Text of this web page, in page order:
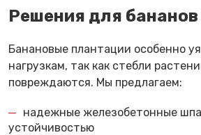
Решения для бананов
Банановые плантации особенно
нагрузкам, так как стебли
повреждаются. Мы предлагаем:
надежные железобетонные
устойчивостью